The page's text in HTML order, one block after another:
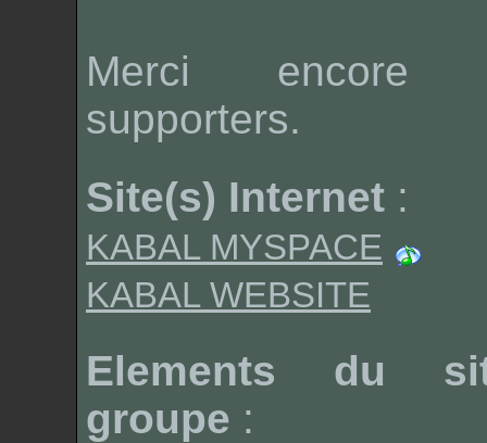
Merci
supporters.
Site(s) Internet :
KABAL MYSPACE
KABAL WEBSITE
Elements du
groupe :